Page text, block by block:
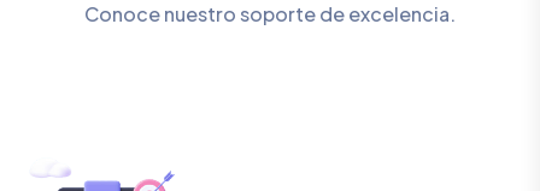
Conoce nuestro soporte de excelencia.